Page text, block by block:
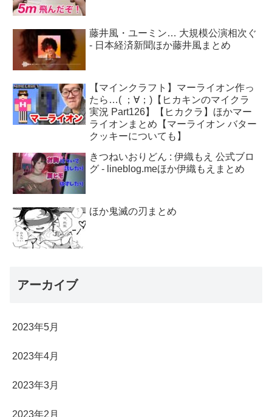
藤井風・ユーミン… 大規模公演相次ぐ
- 日本経済新聞ほか藤井風まとめ
【マインクラフト】マーライオン作っ
たら…( ；∀；)【ヒカキンのマイクラ
実況 Part126】【ヒカクラ】ほかマー
ライオンまとめ【マーライオン バター
クッキーについても】
きつねいおりどん : 伊織もえ 公式ブロ
グ - lineblog.meほか伊織もえまとめ
ほか鬼滅の刃まとめ
アーカイブ
2023年5月
2023年4月
2023年3月
2023年2月